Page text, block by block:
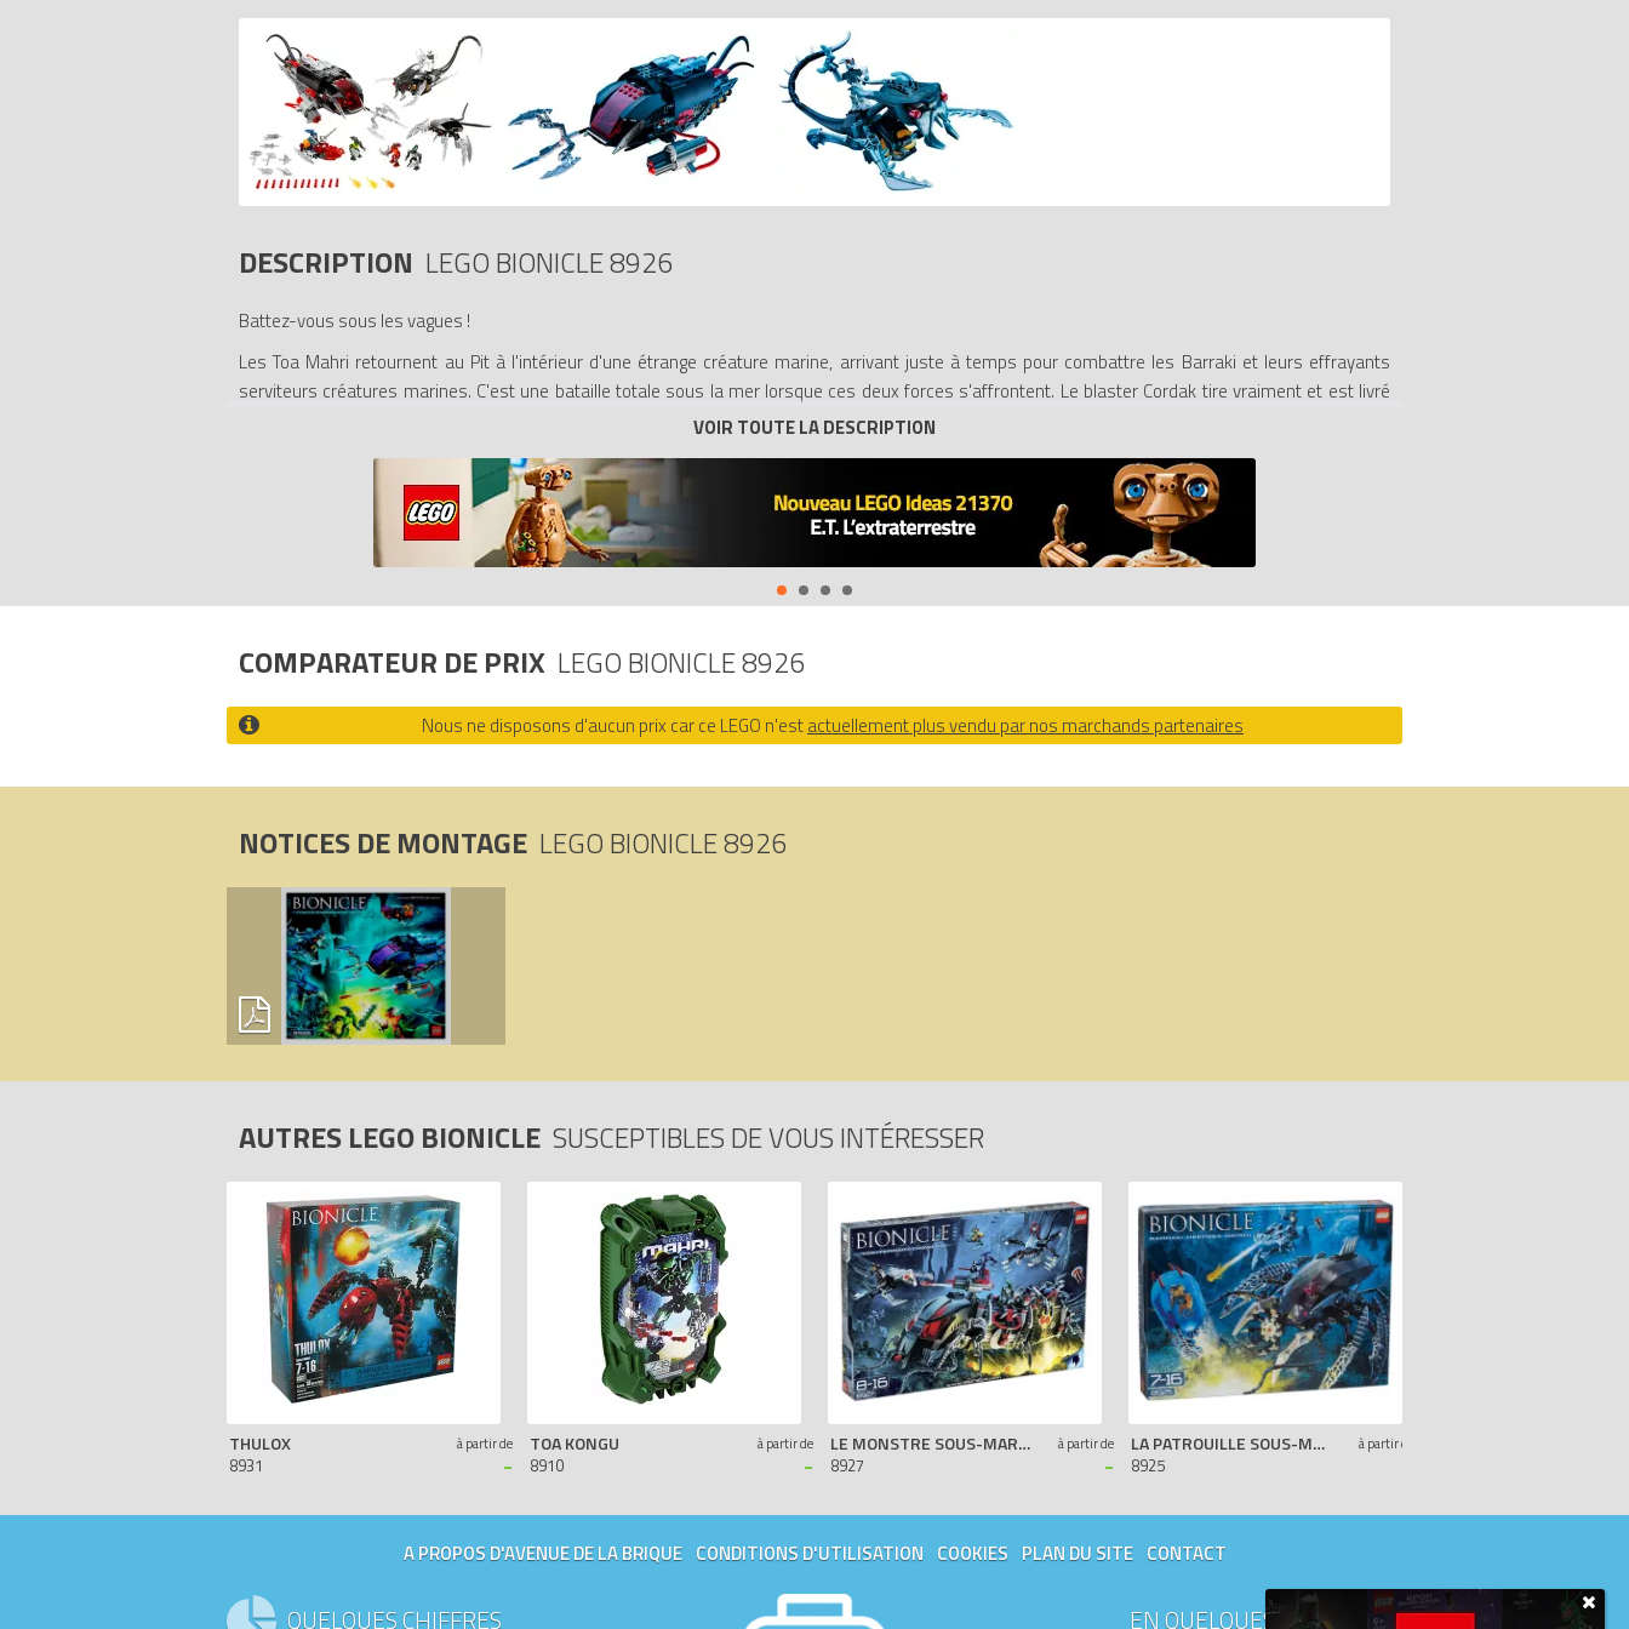
DESCRIPTION LEGO BIONICLE 8926
Battez-vous sous les vagues !
Les Toa Mahri retournent au Pit à l'intérieur d'une étrange créature marine, arrivant juste à temps pour combattre les Barraki et leurs effrayants
serviteurs créatures marines. C'est une bataille totale sous la mer lorsque ces deux forces s'affrontent. Le blaster Cordak tire vraiment et est livré
Comprend 3 figurines Toa Mahri et 3 figurines Barraki !
Comprend 9 sphères d'air solidifiées et 3 calmars de mer !
Comprend 3 Rahi des mers et bien plus encore !
LEGO Bionicle 8926 L'attaque sous-marine des Toa (Toa Undersea Attack)sur Avenue de la brique, comparateur de prix 100% LEGO.
Codes EAN du LEGO Bionicle 8926 : 5702014500495, 0673419091855.
COMPARATEUR DE PRIX LEGO BIONICLE 8926
Nous ne disposons d'aucun prix car ce LEGO n'estactuellement plus vendu par nos marchands partenaires
NOTICES DE MONTAGE LEGO BIONICLE 8926
AUTRES LEGO BIONICLE SUSCEPTIBLES DE VOUS INTÉRESSER
THULOX
8931
à partir de
-
TOA KONGU
8910
à partir de
-
LE MONSTRE SOUS-MARIN DES TOA
8927
à partir de
-
LA PATROUILLE SOUS-MARINE DES BARRAKI
8925
à partir de
A PROPOS D'AVENUE DE LA BRIQUE CONDITIONS D'UTILISATION COOKIES PLAN DU SITE CONTACT
EN QUELQUES MOTS
QUELQUES CHIFFRES